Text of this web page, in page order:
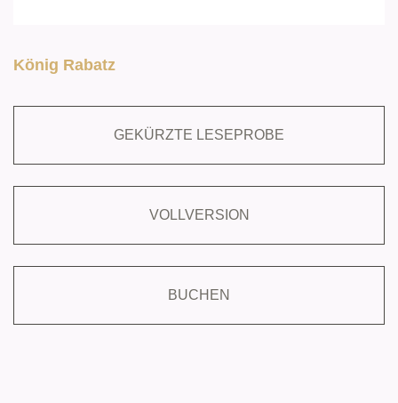
König Rabatz
GEKÜRZTE LESEPROBE
VOLLVERSION
BUCHEN